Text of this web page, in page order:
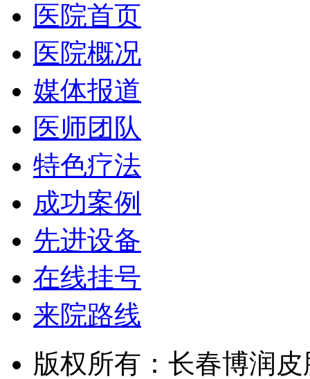
医院首页
医院概况
媒体报道
医师团队
特色疗法
成功案例
先进设备
在线挂号
来院路线
版权所有：长春博润